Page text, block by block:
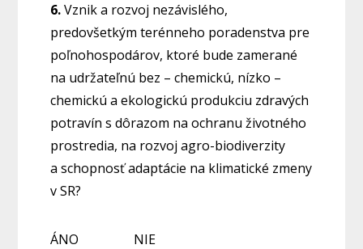
6.Vznik a rozvoj nezávislého,
predovšetkým terénneho poradenstva pre
poľnohospodárov, ktoré bude zamerané
na udržateľnú bez – chemickú, nízko –
chemickú a ekologickú produkciu zdravých
potravín s dôrazom na ochranu životného
prostredia, na rozvoj agro-biodiverzity
a schopnosť adaptácie na klimatické zmeny
v SR?
ÁNO NIE